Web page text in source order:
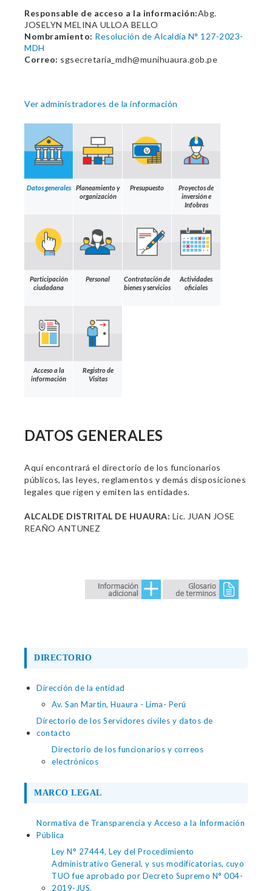
Responsable de acceso a la información:Abg.
JOSELYN MELINA ULLOA BELLO
Nombramiento: Resolución de Alcaldía N° 127-2023-
MDH
Correo: sgsecretaria_mdh@munihuaura.gob.pe
Ver administradores de la información
Datos generales
Planeamiento y
organización
Presupuesto
Proyectos de
inversión e
Infobras
Participación
ciudadana
Personal
Contratación de
bienes y servicios
Actividades
oficiales
Acceso a la
información
Registro de
Visitas
DATOS GENERALES
Aquí encontrará el directorio de los funcionarios
públicos, las leyes, reglamentos y demás disposiciones
legales que rigen y emiten las entidades.
ALCALDE DISTRITAL DE HUAURA: Lic. JUAN JOSE
REAÑO ANTUNEZ
DIRECTORIO
Dirección de la entidad
Av. San Martin, Huaura - Lima- Perú
Directorio de los Servidores civiles y datos de
contacto
Directorio de los funcionarios y correos
electrónicos
MARCO LEGAL
Normativa de Transparencia y Acceso a la Información
Pública
Ley N° 27444, Ley del Procedimiento
Administrativo General, y sus modificatorias, cuyo
TUO fue aprobado por Decreto Supremo N° 004-
2019-JUS.